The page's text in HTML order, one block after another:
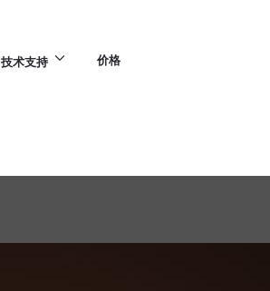
技术支持 价格